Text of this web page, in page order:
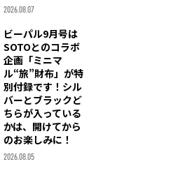
2026.08.07
ビーパル9月号は
SOTOとのコラボ
企画「ミニマ
ル“旅”財布」が特
別付録です！シル
バーとブラックど
ちらが入っている
かは、開けてから
のお楽しみに！
2026.08.05